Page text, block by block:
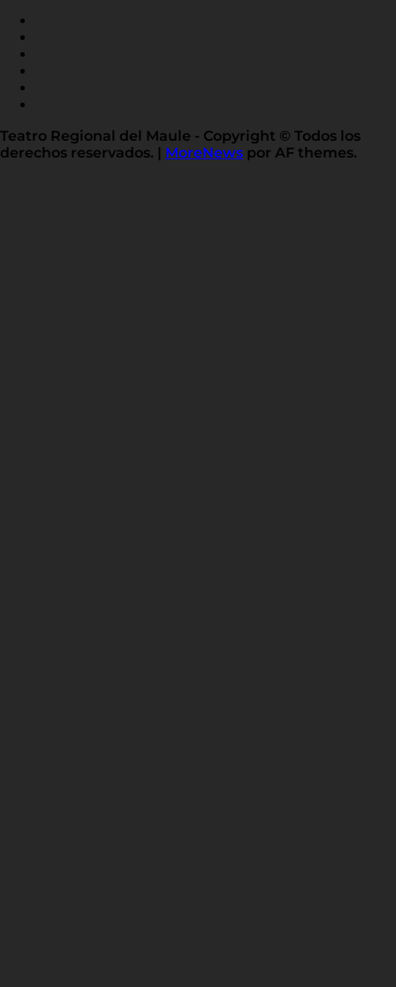
Teatro Regional del Maule - Copyright © Todos los
derechos reservados.
MoreNews por AF themes.